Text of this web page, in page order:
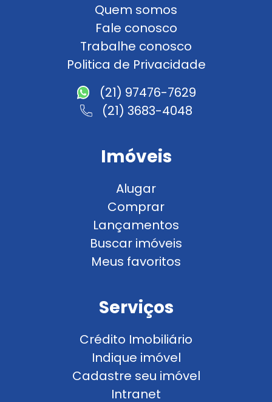
Quem somos
Fale conosco
Trabalhe conosco
Politica de Privacidade
(21) 97476-7629
(21) 3683-4048
Imóveis
Alugar
Comprar
Lançamentos
Buscar imóveis
Meus favoritos
Serviços
Crédito Imobiliário
Indique imóvel
Cadastre seu imóvel
Intranet